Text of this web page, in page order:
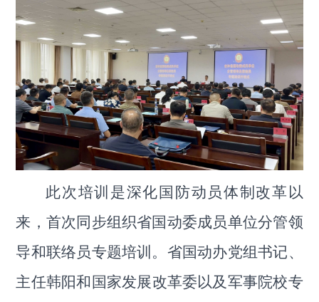
此次培训是深化国防动员体制改革以
来，首次同步组织省国动委成员单位分管领
导和联络员专题培训。 省国动办党组书记、
主任韩阳和 国家发展改革委以及 军事院校专